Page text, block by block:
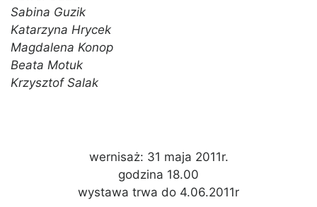
Sabina Guzik
Katarzyna Hrycek
Magdalena Konop
Beata Motuk
Krzysztof Salak
wernisaż: 31 maja 2011r.
godzina 18.00
wystawa trwa do 4.06.2011r